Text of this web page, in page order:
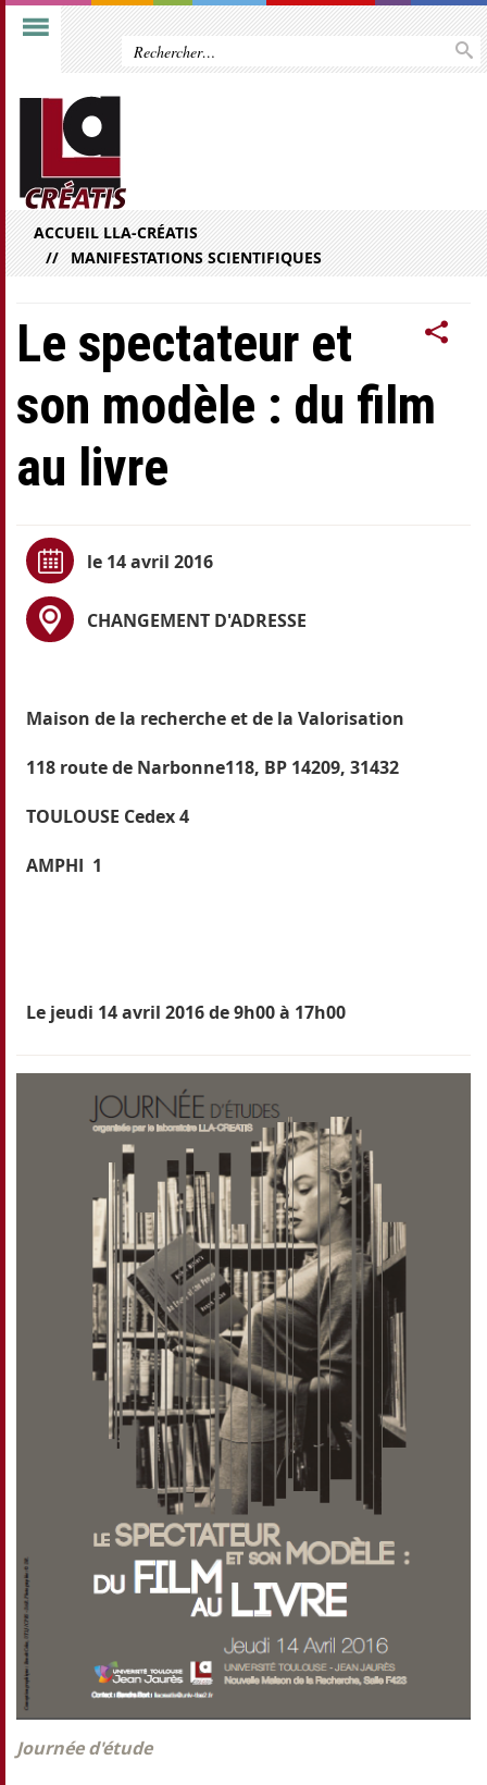
ACCUEIL LLA-CRÉATIS
MANIFESTATIONS SCIENTIFIQUES
Le spectateur et
son modèle : du film
au livre
le 14 avril 2016
CHANGEMENT D'ADRESSE
Maison de la recherche et de la Valorisation
118 route de Narbonne118, BP 14209, 31432
TOULOUSE Cedex 4
AMPHI 1
Le jeudi 14 avril 2016 de 9h00 à 17h00
Journée d'étude